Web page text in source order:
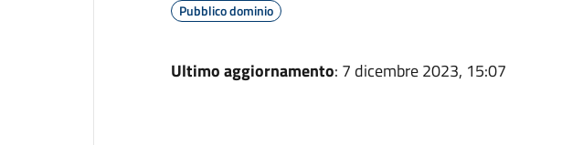
Pubblico dominio
Ultimo aggiornamento: 7 dicembre 2023, 15:07